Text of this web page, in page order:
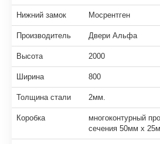
Нижний замок Мосрентген
Производитель Двери Альфа
Высота 2000
Ширина 800
Толщина стали 2мм.
Коробка
многоконтурный
сечения 50мм х